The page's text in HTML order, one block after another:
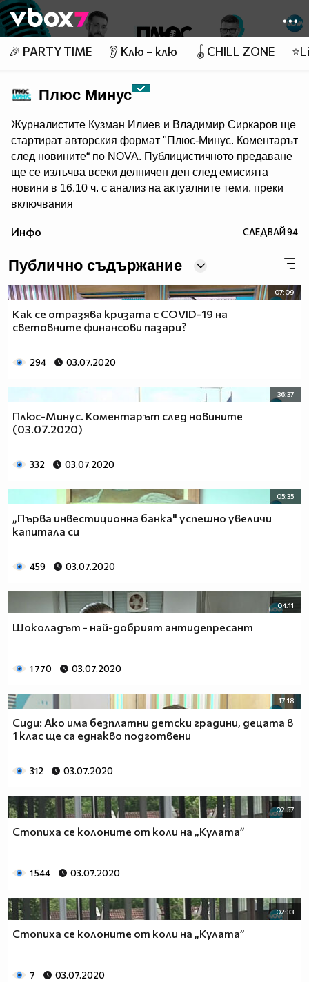
Member of
👾
🎉 PARTY TIME 👂 Клю – клю 🪀CHILL ZONE
Плюс Минус
Журналистите Кузман Илиев и Владимир Сиркаров ще
стартират авторския формат "Плюс-Минус. Коментарът
след новините“ по NOVA. Публицистичното предаване
ще се излъчва всеки делничен ден след емисията
новини в 16.10 ч. с анализ на актуалните теми, преки
включвания
Инфо СЛЕДВАЙ94
Публично съдържание
07:09
Как се отразява кризата с COVID-19 на
световните финансови пазари?
294 03.07.2020
36:37
Плюс-Минус. Коментарът след новините
(03.07.2020)
332 03.07.2020
05:35
„Първа инвестиционна банка" успешно увеличи
капитала си
459 03.07.2020
04:11
Шоколадът - най-добрият антидепресант
1 770 03.07.2020
17:18
Сиди: Ако има безплатни детски градини, децата в
1 клас ще са еднакво подготвени
312 03.07.2020
02:57
Стопиха се колоните от коли на „Кулата”
1 544 03.07.2020
02:33
Стопиха се колоните от коли на „Кулата”
7 03.07.2020